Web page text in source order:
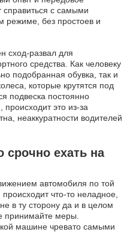
справиться с самыми
режиме, без простоев и
сход-развал для
средства. Как человеку
подобранная обувка, так и
которые крутятся под
подвеска постоянно
это из-за
неаккуратности водителей
срочно ехать на
автомобиля по той
что-то неладное,
в ту сторону да и в целом
принимайте меры.
машине чревато самыми